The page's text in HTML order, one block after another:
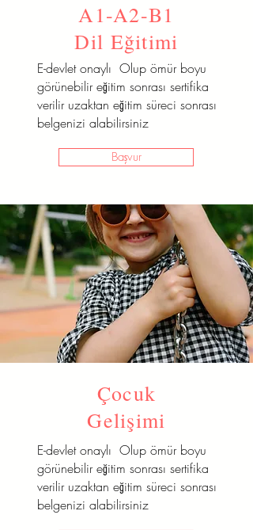
A1-A2-B1
Dil Eğitimi
E-devlet onaylı Olup ömür boyu
görünebilir eğitim sonrası sertifika
verilir uzaktan eğitim süreci sonrası
belgenizi alabilirsiniz
Başvur
Çocuk
Gelişimi
E-devlet onaylı Olup ömür boyu
görünebilir eğitim sonrası sertifika
verilir uzaktan eğitim süreci sonrası
belgenizi alabilirsiniz